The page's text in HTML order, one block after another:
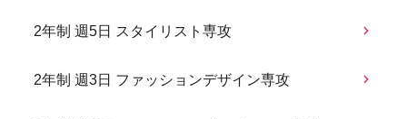
2年制 週5日 スタイリスト専攻
2年制 週3日 ファッションデザイン専攻